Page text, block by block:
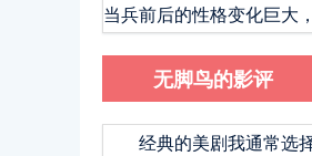
当兵前后的性格变化巨大
无脚鸟的影评
经典的美剧我通常选